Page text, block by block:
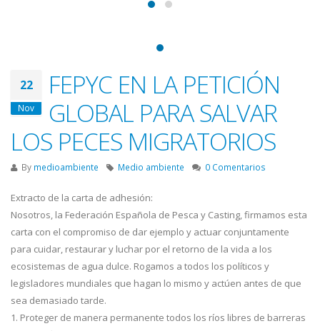
22
Nov
FEPYC EN LA PETICIÓN
GLOBAL PARA SALVAR
LOS PECES MIGRATORIOS
By medioambiente Medio ambiente 0 Comentarios
Extracto de la carta de adhesión:
Nosotros, la Federación Española de Pesca y Casting, firmamos esta
carta con el compromiso de dar ejemplo y actuar conjuntamente
para cuidar, restaurar y luchar por el retorno de la vida a los
ecosistemas de agua dulce. Rogamos a todos los políticos y
legisladores mundiales que hagan lo mismo y actúen antes de que
sea demasiado tarde.
1. Proteger de manera permanente todos los ríos libres de barreras